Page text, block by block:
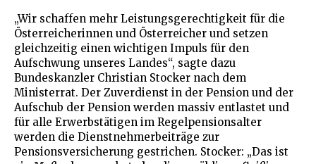
„Wir schaffen mehr Leistungsgerechtigkeit für die
Österreicherinnen und Österreicher und setzen
gleichzeitig einen wichtigen Impuls für den
Aufschwung unseres Landes“, sagte dazu
Bundeskanzler Christian Stocker nach dem
Ministerrat. Der Zuverdienst in der Pension und der
Aufschub der Pension werden massiv entlastet und
für alle Erwerbstätigen im Regelpensionsalter
werden die Dienstnehmerbeiträge zur
Pensionsversicherung gestrichen. Stocker: „Das ist